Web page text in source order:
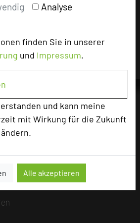
Analyse
finden Sie in unserer
und Impressum.
und kann meine
mit Wirkung für die Zukunft
Alle akzeptieren
der Bilder haben die jeweiligen
für dieses Portal eingeräumt